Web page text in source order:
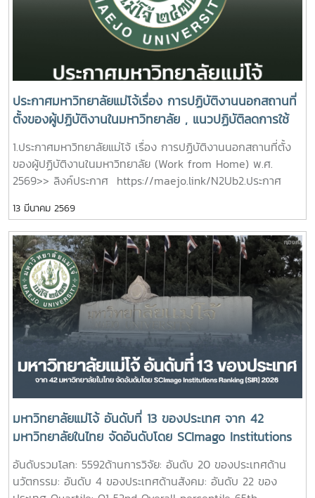
ประกาศมหาวิทยาลัยแม่โจ้เรื่อง การปฏิบัติงานนอกสถานที่
ตั้งของผู้ปฏิบัติงานในมหาวิทยาลัย , แนวปฏิบัติลดการใช้
พลังงานเพื่อรองรับผลกระทบจากสถานการณ์สู้รบใน
ตะวันออกกลาง
1.ประกาศมหาวิทยาลัยแม่โจ้ เรื่อง การปฏิบัติงานนอกสถานที่ตั้ง
ของผู้ปฏิบัติงานในมหาวิทยาลัย (Work from Home) พ.ศ.
2569>> ลิงค์ประกาศ https://maejo.link/N2Ub2.ประกาศ
ผลกระทบจากสถานการณ์สู้รบในตะวันออกกลาง>> ลิงค์ประกาศ
https://maejo.link/5STj
13 มีนาคม 2569
มหาวิทยาลัยแม่โจ้ อันดับที่ 13 ของประเทศ จาก 42
มหาวิทยาลัยในไทย จัดอันดับโดย SCImago Institutions
Ranking (SIR) 2026
อันดับรวมโลก: 5592ด้านการวิจัย: อันดับ 20 ของประเทศด้าน
นวัตกรรม: อันดับ 4 ของประเทศด้านสังคม: อันดับ 22 ของ